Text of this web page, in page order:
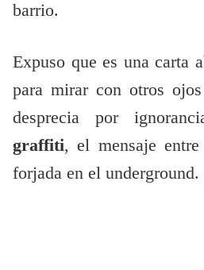
barrio.
Expuso que es una carta
para mirar con otros
desprecia por
graffiti, el mensaje
forjada en el underground.